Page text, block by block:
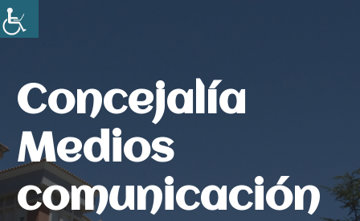
Concejalía
Medios
comunicación